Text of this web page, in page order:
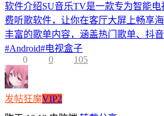
软件介绍SU音乐TV是一款专为智能
费听歌软件，让你在客厅大屏上畅享
丰富的歌单内容，涵盖热门歌单、抖
#Android#电视盒子
0
0 105
发帖狂魔VIP2